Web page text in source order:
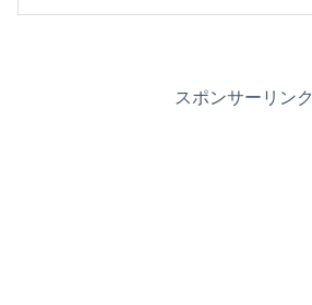
スポンサーリンク